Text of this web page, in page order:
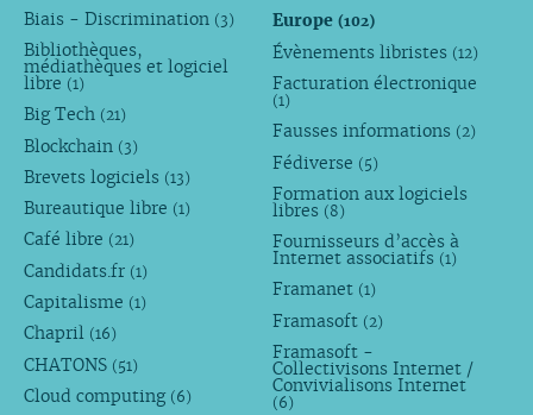
Biais - Discrimination (3)
Bibliothèques,
médiathèques et logiciel
libre (1)
Big Tech (21)
Blockchain (3)
Brevets logiciels (13)
Bureautique libre (1)
Café libre (21)
Candidats.fr (1)
Capitalisme (1)
Chapril (16)
CHATONS (51)
Cloud computing (6)
Europe(102)
Évènements libristes (12)
Facturation électronique
(1)
Fausses informations (2)
Fédiverse (5)
Formation aux logiciels
libres (8)
Fournisseurs d’accès à
Internet associatifs (1)
Framanet (1)
Framasoft (2)
Framasoft -
Collectivisons Internet /
Convivialisons Internet
(6)